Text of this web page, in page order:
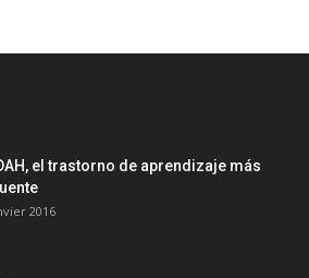
el trastorno de aprendizaje más
2016